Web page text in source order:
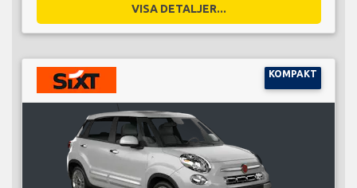
VISA DETALJER...
KOMPAKT